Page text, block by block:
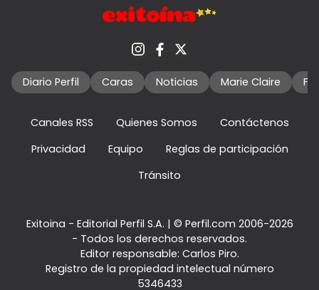
Diario Perfil Caras Noticias Marie Claire
Canales RSS Quienes Somos
Contáctenos
Privacidad
Equipo
Reglas de participación
Tránsito
Exitoina - Editorial Perfil S.A. | © Perfil.com 2006-2026
- Todos los derechos reservados.
Editor responsable: Carlos Piro.
Registro de la propiedad intelectual número
5346433